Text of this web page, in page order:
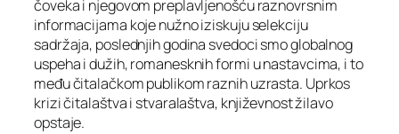
čoveka i njegovom preplavljenošću raznovrsnim
informacijama koje nužno iziskuju selekciju
sadržaja, poslednjih godina svedoci smo globalnog
uspeha i dužih, romanesknih formi u nastavcima, i to
među čitalačkom publikom raznih uzrasta. Uprkos
krizi čitalaštva i stvaralaštva, književnost žilavo
opstaje.